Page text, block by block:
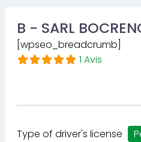
B - SARL
[wpseo_breadcrumb]
1 Avis
Type of driver's license